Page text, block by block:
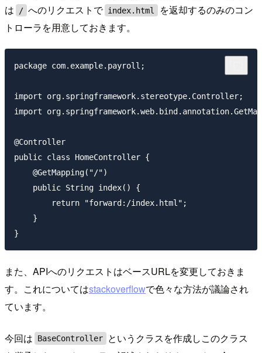
は
/ へのリクエストで index.html
を返却するのみのコン
トローラを用意しておきます。
package com.example.payroll;
import org.springframework.stereotype.Controller;
import
@Controller
public class HomeController {
    @GetMapping("/")
    public String index() {
        return "forward:/index.html";
    }
また、APIへのリクエストはベースURLを変更しておきま
す。これについてはstackoverflowで色々な方法が議論され
ています。
今回は BaseController
というクラスを作成しこのクラス